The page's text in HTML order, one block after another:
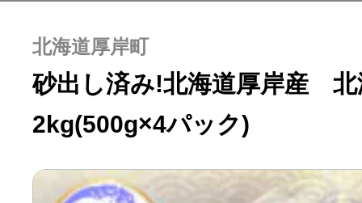
北海道厚岸町
砂出し済み!北海道厚岸産 北
2kg(500g×4パック)